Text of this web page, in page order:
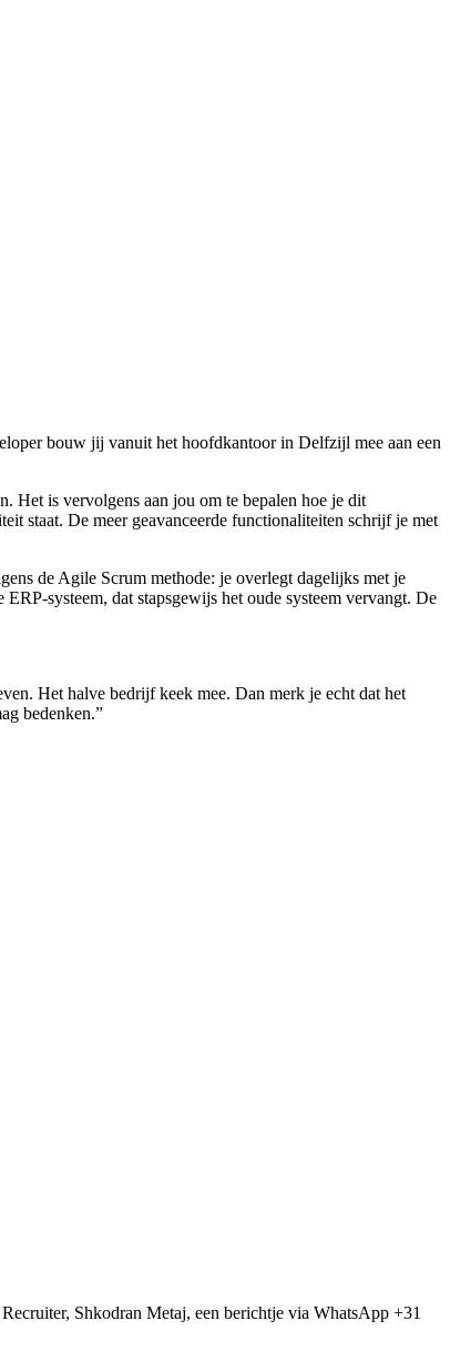
bouw jij vanuit het hoofdkantoor in Delfzijl mee aan een
Het is vervolgens aan jou om te bepalen hoe je dit
staat. De meer geavanceerde functionaliteiten schrijf je met
de Agile Scrum methode: je overlegt dagelijks met je
systeem, dat stapsgewijs het oude systeem vervangt. De
Het halve bedrijf keek mee. Dan merk je echt dat het
bedenken.”
Shkodran Metaj, een berichtje via WhatsApp +31